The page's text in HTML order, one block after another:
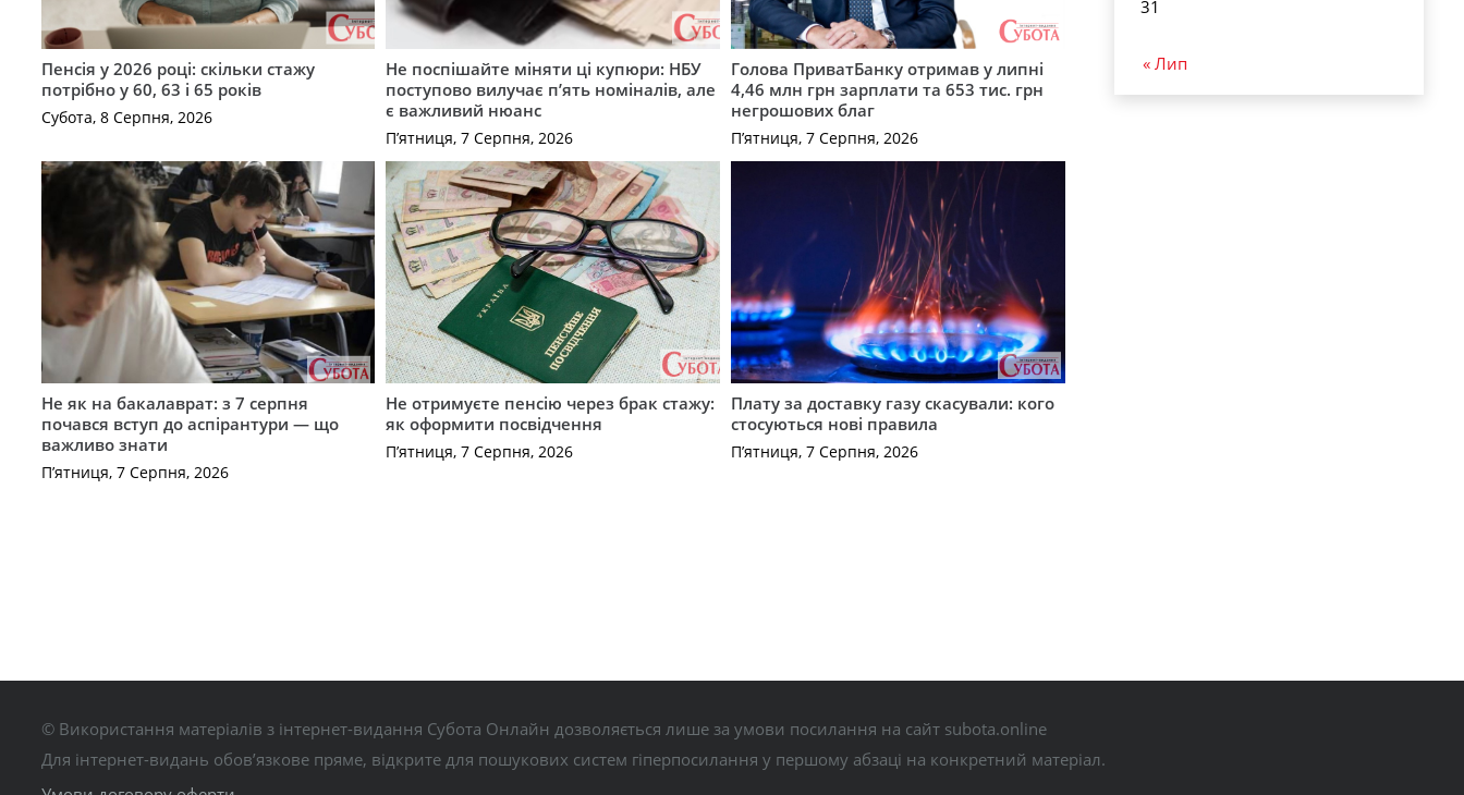
Пенсія у 2026 році: скільки стажу
потрібно у 60, 63 і 65 років
Субота, 8 Серпня, 2026
Не поспішайте міняти ці купюри: НБУ
поступово вилучає п’ять номіналів, але
є важливий нюанс
П’ятниця, 7 Серпня, 2026
Голова ПриватБанку отримав у липні
4,46 млн грн зарплати та 653 тис. грн
негрошових благ
П’ятниця, 7 Серпня, 2026
Не як на бакалаврат: з 7 серпня
почався вступ до аспірантури — що
важливо знати
П’ятниця, 7 Серпня, 2026
Не отримуєте пенсію через брак стажу:
як оформити посвідчення
П’ятниця, 7 Серпня, 2026
Плату за доставку газу скасували: кого
стосуються нові правила
П’ятниця, 7 Серпня, 2026
31
« Лип
© Використання матеріалів з інтернет-видання Субота Онлайн дозволяється лише за умови посилання на сайт subota.online
Для інтернет-видань обов’язкове пряме, відкрите для пошукових систем гіперпосилання у першому абзаці на конкретний матеріал.